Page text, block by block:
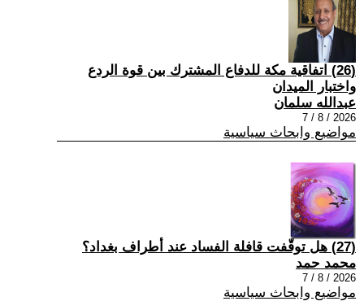
(26) اتفاقية مكة للدفاع المشترك بين قوة الردع
واختبار الميدان
عبدالله سلمان
2026 / 8 / 7
مواضيع وابحاث سياسية
(27) هل توقّفت قافلة الفساد عند أطراف بغداد؟
محمد حمد
2026 / 8 / 7
مواضيع وابحاث سياسية